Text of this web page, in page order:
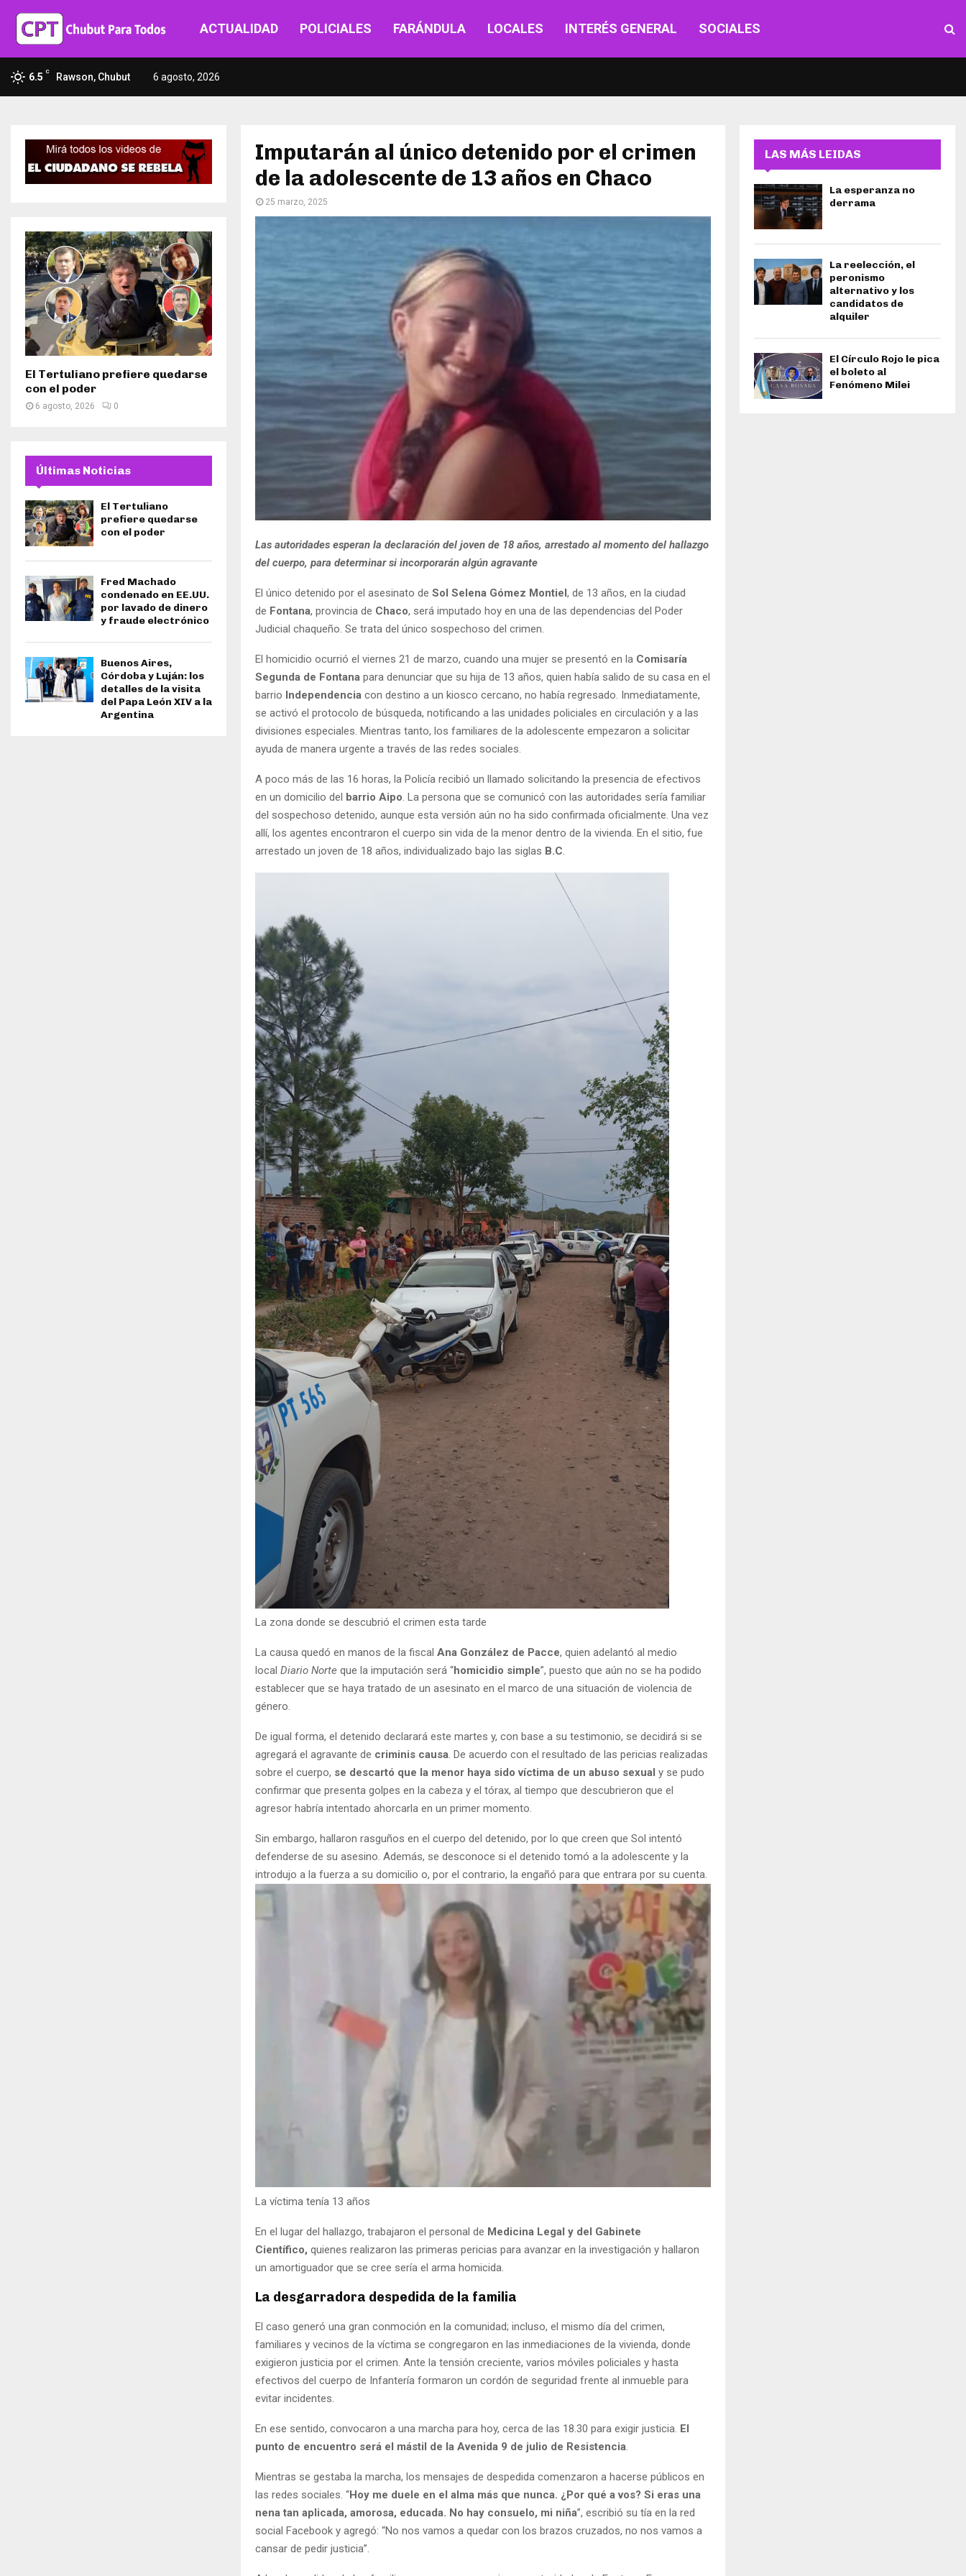
ACTUALIDAD POLICIALES FARÁNDULA LOCALES INTERÉS GENERAL SOCIALES
6.5 C Rawson, Chubut 6 agosto, 2026
Imputarán al único detenido por el crimen
de la adolescente de 13 años en Chaco
25 marzo, 2025
Las autoridades esperan la declaración del joven de 18 años, arrestado al momento del hallazgo
del cuerpo, para determinar si incorporarán algún agravante
El único detenido por el asesinato de Sol Selena Gómez Montiel, de 13 años, en la ciudad
de Fontana, provincia de Chaco, será imputado hoy en una de las dependencias del Poder
Judicial chaqueño. Se trata del único sospechoso del crimen.
El homicidio ocurrió el viernes 21 de marzo, cuando una mujer se presentó en la Comisaría
Segunda de Fontana para denunciar que su hija de 13 años, quien había salido de su casa en el
barrio Independencia con destino a un kiosco cercano, no había regresado. Inmediatamente,
se activó el protocolo de búsqueda, notificando a las unidades policiales en circulación y a las
divisiones especiales. Mientras tanto, los familiares de la adolescente empezaron a solicitar
ayuda de manera urgente a través de las redes sociales.
A poco más de las 16 horas, la Policía recibió un llamado solicitando la presencia de efectivos
en un domicilio del barrio Aipo. La persona que se comunicó con las autoridades sería familiar
del sospechoso detenido, aunque esta versión aún no ha sido confirmada oficialmente. Una vez
allí, los agentes encontraron el cuerpo sin vida de la menor dentro de la vivienda. En el sitio, fue
arrestado un joven de 18 años, individualizado bajo las siglas B.C.
La zona donde se descubrió el crimen esta tarde
La causa quedó en manos de la fiscal Ana González de Pacce, quien adelantó al medio
local Diario Norte que la imputación será “homicidio simple”, puesto que aún no se ha podido
establecer que se haya tratado de un asesinato en el marco de una situación de violencia de
género.
De igual forma, el detenido declarará este martes y, con base a su testimonio, se decidirá si se
agregará el agravante de criminis causa. De acuerdo con el resultado de las pericias realizadas
sobre el cuerpo, se descartó que la menor haya sido víctima de un abuso sexual y se pudo
confirmar que presenta golpes en la cabeza y el tórax, al tiempo que descubrieron que el
agresor habría intentado ahorcarla en un primer momento.
Sin embargo, hallaron rasguños en el cuerpo del detenido, por lo que creen que Sol intentó
defenderse de su asesino. Además, se desconoce si el detenido tomó a la adolescente y la
introdujo a la fuerza a su domicilio o, por el contrario, la engañó para que entrara por su cuenta.
La víctima tenía 13 años
En el lugar del hallazgo, trabajaron el personal de Medicina Legal y del Gabinete
Científico, quienes realizaron las primeras pericias para avanzar en la investigación y hallaron
un amortiguador que se cree sería el arma homicida.
La desgarradora despedida de la familia
El caso generó una gran conmoción en la comunidad; incluso, el mismo día del crimen,
familiares y vecinos de la víctima se congregaron en las inmediaciones de la vivienda, donde
exigieron justicia por el crimen. Ante la tensión creciente, varios móviles policiales y hasta
efectivos del cuerpo de Infantería formaron un cordón de seguridad frente al inmueble para
evitar incidentes.
En ese sentido, convocaron a una marcha para hoy, cerca de las 18.30 para exigir justicia. El
punto de encuentro será el mástil de la Avenida 9 de julio de Resistencia.
Mientras se gestaba la marcha, los mensajes de despedida comenzaron a hacerse públicos en
las redes sociales. “Hoy me duele en el alma más que nunca. ¿Por qué a vos? Si eras una
nena tan aplicada, amorosa, educada. No hay consuelo, mi niña”, escribió su tía en la red
social Facebook y agregó: “No nos vamos a quedar con los brazos cruzados, no nos vamos a
cansar de pedir justicia”.
El Tertuliano prefiere quedarse
con el poder
6 agosto, 2026 0
Últimas Noticias
El Tertuliano
prefiere quedarse
con el poder
Fred Machado
condenado en EE.UU.
por lavado de dinero
y fraude electrónico
Buenos Aires,
Córdoba y Luján: los
detalles de la visita
del Papa León XIV a la
Argentina
LAS MÁS LEIDAS
La esperanza no
derrama
La reelección, el
peronismo
alternativo y los
candidatos de
alquiler
El Círculo Rojo le pica
el boleto al
Fenómeno Milei